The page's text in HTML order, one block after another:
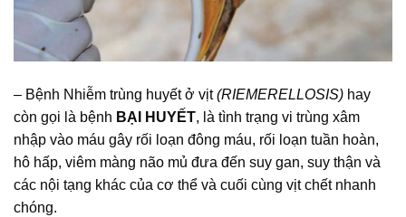
– Bệnh Nhiễm trùng huyết ở vịt(RIEMERELLOSIS) hay
còn gọi là bệnh BẠI HUYẾT, là tình trạng vi trùng xâm
nhập vào máu gây rối loạn đông máu, rối loạn tuần hoàn,
hô hấp, viêm màng não mủ đưa đến suy gan, suy thận và
các nội tạng khác của cơ thể và cuối cùng vịt chết nhanh
chóng.